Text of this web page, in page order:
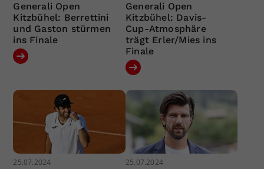
Generali Open
Kitzbühel: Berrettini
und Gaston stürmen
ins Finale
Generali Open
Kitzbühel: Davis-
Cup-Atmosphäre
trägt Erler/Mies ins
Finale
25.07.2024 25.07.2024